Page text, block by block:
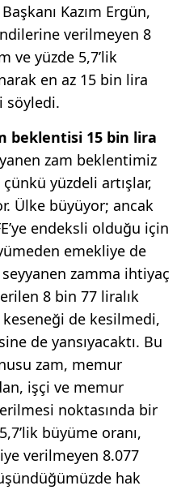
Kazım Ergün,
verilmeyen 8
ve yüzde 5,7’lik
en az 15 bin lira
söyledi.
beklentisi 15 bin lira
zam beklentimiz
yüzdeli artışlar,
Ülke büyüyor; ancak
endeksli olduğu için
emekliye de
zamma ihtiyaç
8 bin 77 liralık
de kesilmedi,
de yansıyacaktı. Bu
zam, memur
işçi ve memur
noktasında bir
büyüme oranı,
verilmeyen 8.077
hak